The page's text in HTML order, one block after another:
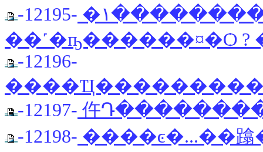
-12195- �١��������� ��Ш�º����ҡ
��˹�ҧ������¤�Ѻ
-12196-
-12197- 仵
-12198- ����ͼ�...��